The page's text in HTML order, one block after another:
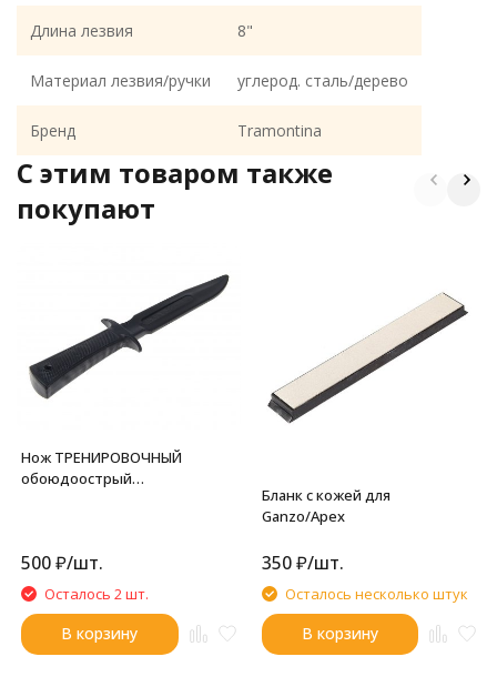
Длина лезвия 8"
Материал лезвия/ручки углерод. сталь/дерево
Бренд Tramontina
C этим товаром также
покупают
Нож ТРЕНИРОВОЧНЫЙ
обоюдоострый
500₽/шт.
Осталось 2 шт.
В корзину
Бланк с кожей для
Ganzo/Apex
350 ₽/шт.
Осталось несколько штук
В корзину